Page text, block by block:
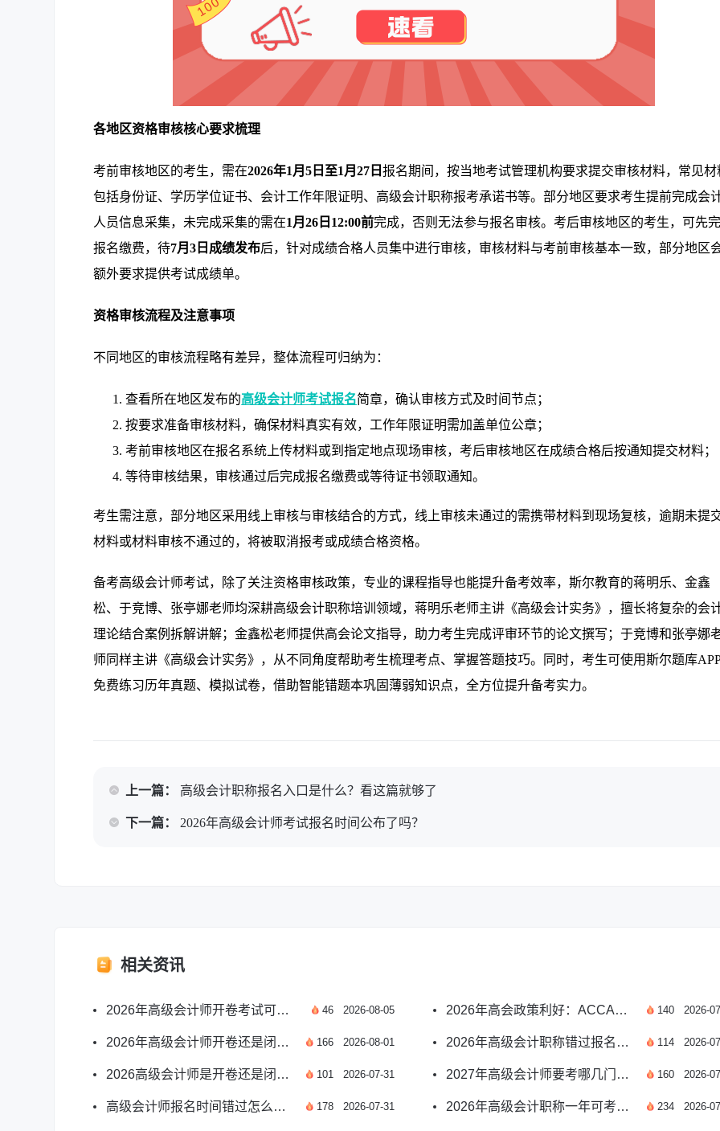
各地区资格审核核心要求梳理
考前审核地区的考生，需在2026年1月5日至1月27日报名期间，按当地考试管理机构要求提交审核材料，常见材
包括身份证、学历学位证书、会计工作年限证明、高级会计职称报考承诺书等。部分地区要求考生提前完成会
人员信息采集，未完成采集的需在1月26日12:00前完成，否则无法参与报名审核。考后审核地区的考生，可先
报名缴费，待7月3日成绩发布后，针对成绩合格人员集中进行审核，审核材料与考前审核基本一致，部分地区
额外要求提供考试成绩单。
资格审核流程及注意事项
不同地区的审核流程略有差异，整体流程可归纳为：
查看所在地区发布的高级会计师考试报名简章，确认审核方式及时间节点；
按要求准备审核材料，确保材料真实有效，工作年限证明需加盖单位公章；
考前审核地区在报名系统上传材料或到指定地点现场审核，考后审核地区在成绩合格后按通知提交材料；
等待审核结果，审核通过后完成报名缴费或等待证书领取通知。
考生需注意，部分地区采用线上审核与审核结合的方式，线上审核未通过的需携带材料到现场复核，逾期未提
材料或材料审核不通过的，将被取消报考或成绩合格资格。
备考高级会计师考试，除了关注资格审核政策，专业的课程指导也能提升备考效率，斯尔教育的蒋明乐、金鑫
松、于竞博、张亭娜老师均深耕高级会计职称培训领域，蒋明乐老师主讲《高级会计实务》，擅长将复杂的会
理论结合案例拆解讲解；金鑫松老师提供高会论文指导，助力考生完成评审环节的论文撰写；于竞博和张亭娜
师同样主讲《高级会计实务》，从不同角度帮助考生梳理考点、掌握答题技巧。同时，考生可使用斯尔题库
免费练习历年真题、模拟试卷，借助智能错题本巩固薄弱知识点，全方位提升备考实力。
上一篇： 高级会计职称报名入口是什么？看这篇就够了
下一篇： 2026年高级会计师考试报名时间公布了吗？
相关资讯
2026年高级会计师开卷考试可带资料官方说明 46 2026-08-05
2026年高级会计师开卷还是闭卷？考几门科目详解 166 2026-08-01
2026高级会计师是开卷还是闭卷？考几门科目？ 101 2026-07-31
高级会计师报名时间错过怎么办？官方政策解答 178 2026-07-31
2026年高会政策利好：ACCA会员符合条件可免考笔试 140 2026-
2026年高级会计职称错过报名入口还能补报吗 114 2026-
2027年高级会计师要考哪几门？考试安排全解析 160 2026-
2026年高级会计职称一年可考几次？新政策解答 234 2026-